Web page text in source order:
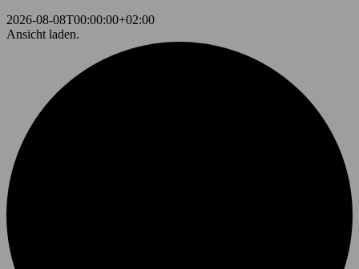
2026-08-08T00:00:00+02:00
Ansicht laden.